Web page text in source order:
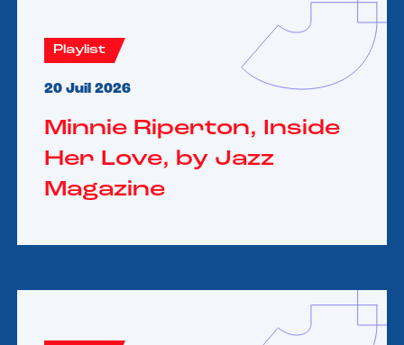
Playlist
20 Juil 2026
Minnie Riperton, Inside
Her Love, by Jazz
Magazine